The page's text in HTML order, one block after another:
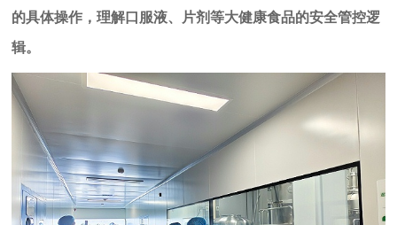
的具体操作，理解口服液、片剂等大健康食品的安全管控逻
辑。